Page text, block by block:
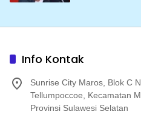
Info Kontak
Sunrise City Maros, Blok C
Tellumpoccoe, Kecamatan
Provinsi Sulawesi Selatan